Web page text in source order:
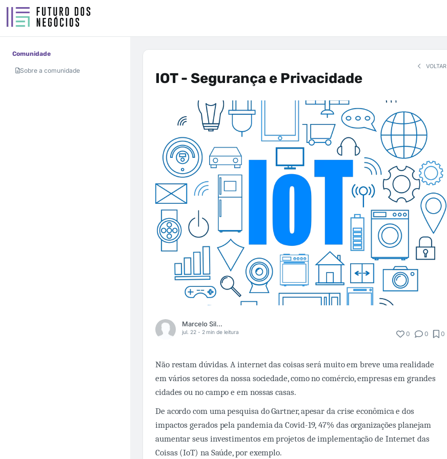
Comunidade
Sobre a comunidade
VOLTAR
IOT - Segurança e Privacidade
Marcelo Silva Corcino
jul. 22 - 2 min de leitura 0 0 0
Não restam dúvidas. A internet das coisas será muito em breve uma realidade
em vários setores da nossa sociedade, como no comércio, empresas em grandes
cidades ou no campo e em nossas casas.
De acordo com uma pesquisa do Gartner, apesar da crise econômica e dos
impactos gerados pela pandemia da Covid-19, 47% das organizações planejam
aumentar seus investimentos em projetos de implementação de Internet das
Coisas (IoT) na Saúde, por exemplo.